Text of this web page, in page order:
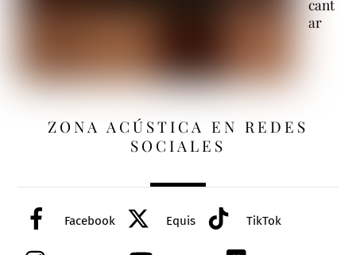
cant
ar
ZONA ACÚSTICA EN REDES
SOCIALES
Facebook Equis TikTok